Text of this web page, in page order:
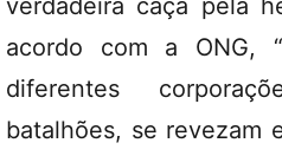
verdadeira caça pela
acordo com a ONG,
diferentes
batalhões, se revezam